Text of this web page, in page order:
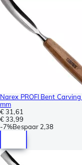
Narex PROFI Bent
mm
€ 31,61
€ 33,99
-7%Bespaar 2,38